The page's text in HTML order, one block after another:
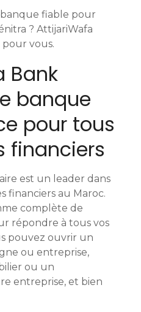
fiable pour
? AttijariWafa
pour vous.
Bank
banque
pour tous
financiers
est un leader dans
financiers au Maroc.
complète de
répondre à tous vos
pouvez ouvrir un
ou entreprise,
ou un
entreprise, et bien